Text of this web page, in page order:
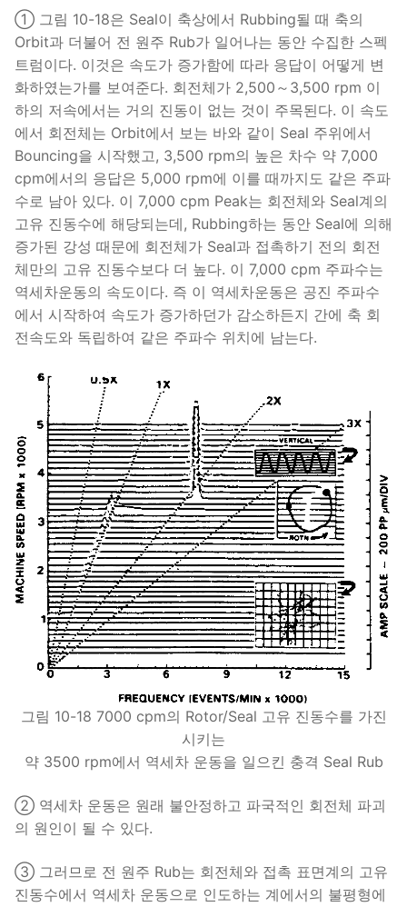
① 그림 10-18은 Seal이 축상에서 Rubbing될 때 축의
Orbit과 더불어 전 원주 Rub가 일어나는 동안 수집한 스펙
트럼이다. 이것은 속도가 증가함에 따라 응답이 어떻게 변
화하였는가를 보여준다. 회전체가 2,500～3,500 rpm 이
하의 저속에서는 거의 진동이 없는 것이 주목된다. 이 속도
에서 회전체는 Orbit에서 보는 바와 같이 Seal 주위에서
Bouncing을 시작했고, 3,500 rpm의 높은 차수 약 7,000
cpm에서의 응답은 5,000 rpm에 이를 때까지도 같은 주파
수로 남아 있다. 이 7,000 cpm Peak는 회전체와 Seal계의
고유 진동수에 해당되는데, Rubbing하는 동안 Seal에 의해
증가된 강성 때문에 회전체가 Seal과 접촉하기 전의 회전
체만의 고유 진동수보다 더 높다. 이 7,000 cpm 주파수는
역세차운동의 속도이다. 즉 이 역세차운동은 공진 주파수
에서 시작하여 속도가 증가하던가 감소하든지 간에 축 회
전속도와 독립하여 같은 주파수 위치에 남는다.
그림 10-18 7000 cpm의 Rotor/Seal 고유 진동수를 가진
시키는
약 3500 rpm에서 역세차 운동을 일으킨 충격 Seal Rub
② 역세차 운동은 원래 불안정하고 파국적인 회전체 파괴
의 원인이 될 수 있다.
③ 그러므로 전 원주 Rub는 회전체와 접촉 표면계의 고유
진동수에서 역세차 운동으로 인도하는 계에서의 불평형에